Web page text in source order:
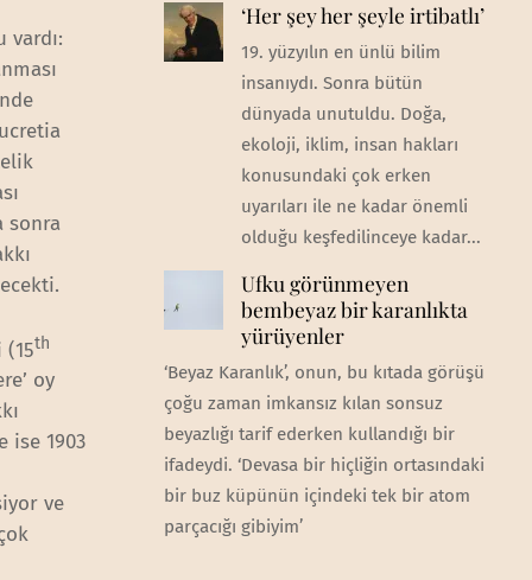
vardı:
sonra
(15th
oy
ise 1903
ve
‘Her şey her şeyle irtibatlı’
19. yüzyılın en ünlü bilim
insanıydı. Sonra bütün
dünyada unutuldu. Doğa,
ekoloji, iklim, insan hakları
konusundaki çok erken
uyarıları ile ne kadar önemli
olduğu keşfedilinceye kadar...
Ufku görünmeyen
bembeyaz bir karanlıkta
yürüyenler
‘Beyaz Karanlık’, onun, bu kıtada görüşü
çoğu zaman imkansız kılan sonsuz
beyazlığı tarif ederken kullandığı bir
ifadeydi. ‘Devasa bir hiçliğin ortasındaki
bir buz küpünün içindeki tek bir atom
parçacığı gibiyim’